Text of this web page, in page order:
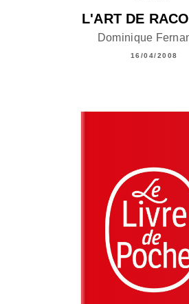
L'ART DE
Dominique
16/04/2008